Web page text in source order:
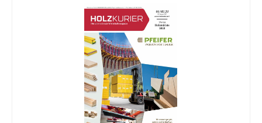
Bildergalerie überspringen